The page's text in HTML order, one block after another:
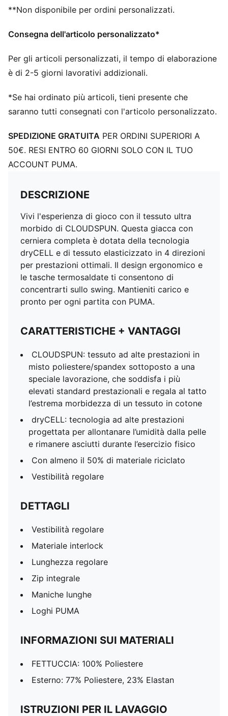
Zip integrale
Maniche lunghe
Loghi PUMA
**Non disponibile per ordini personalizzati.
Consegna dell'articolo personalizzato*
Per gli articoli personalizzati, il tempo di elaborazione
è di 2-5 giorni lavorativi addizionali.
*Se hai ordinato più articoli, tieni presente che
saranno tutti consegnati con l'articolo personalizzato.
SPEDIZIONE GRATUITA PER ORDINI SUPERIORI A
50€. RESI ENTRO 60 GIORNI SOLO CON IL TUO
ACCOUNT PUMA.
DESCRIZIONE
Vivi l'esperienza di gioco con il tessuto ultra
morbido di CLOUDSPUN. Questa giacca con
cerniera completa è dotata della tecnologia
dryCELL e di tessuto elasticizzato in 4 direzioni
per prestazioni ottimali. Il design ergonomico e
le tasche termosaldate ti consentono di
concentrarti sullo swing. Mantieniti carico e
pronto per ogni partita con PUMA.
CARATTERISTICHE + VANTAGGI
CLOUDSPUN: tessuto ad alte prestazioni in
misto poliestere/spandex sottoposto a una
speciale lavorazione, che soddisfa i più
elevati standard prestazionali e regala al tatto
l’estrema morbidezza di un tessuto in cotone
dryCELL: tecnologia ad alte prestazioni
progettata per allontanare l’umidità dalla pelle
e rimanere asciutti durante l’esercizio fisico
Con almeno il 50% di materiale riciclato
Vestibilità regolare
DETTAGLI
Vestibilità regolare
Materiale interlock
Lunghezza regolare
Zip integrale
Maniche lunghe
Loghi PUMA
INFORMAZIONI SUI MATERIALI
FETTUCCIA: 100% Poliestere
Esterno: 77% Poliestere, 23% Elastan
ISTRUZIONI PER IL LAVAGGIO